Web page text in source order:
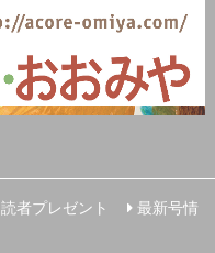
読者プレゼント
最新号情